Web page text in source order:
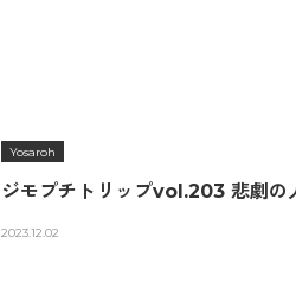
Yosaroh
ジモプチトリップvol.203 悲劇の
2023.12.02